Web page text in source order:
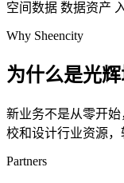
空间数据 数据资产
Why Sheencity
为什么是光
新业务不是从零开
校和设计行业资源，
Partners